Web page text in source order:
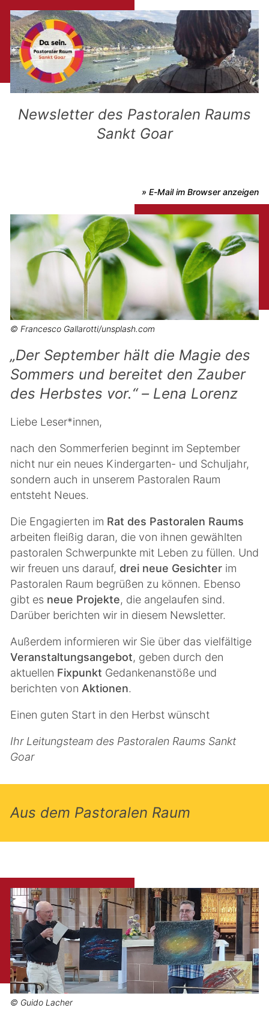
Newsletter des Pastoralen Raums
Sankt Goar
» E-Mail im Browser anzeigen
© Francesco Gallarotti/unsplash.com
„Der September hält die Magie des
Sommers und bereitet den Zauber
des Herbstes vor.“ – Lena Lorenz
Liebe Leser*innen,
nach den Sommerferien beginnt im September
nicht nur ein neues Kindergarten- und Schuljahr,
sondern auch in unserem Pastoralen Raum
entsteht Neues.
Die Engagierten im Rat des Pastoralen Raums
arbeiten fleißig daran, die von ihnen gewählten
pastoralen Schwerpunkte mit Leben zu füllen. Und
wir freuen uns darauf, drei neue Gesichter im
Pastoralen Raum begrüßen zu können. Ebenso
gibt es neue Projekte, die angelaufen sind.
Darüber berichten wir in diesem Newsletter.
Außerdem informieren wir Sie über das vielfältige
Veranstaltungsangebot, geben durch den
aktuellen Fixpunkt Gedankenanstöße und
berichten von Aktionen.
Einen guten Start in den Herbst wünscht
Ihr Leitungsteam des Pastoralen Raums Sankt
Goar
Aus dem Pastoralen Raum
© Guido Lacher